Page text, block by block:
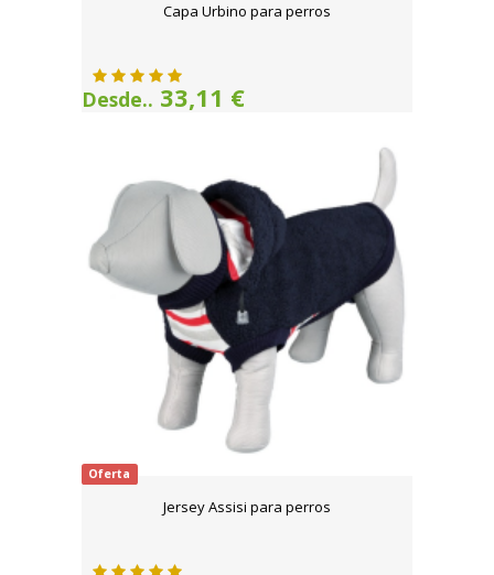
Capa Urbino para perros
Desde.. 33,11 €
Oferta
Jersey Assisi para perros